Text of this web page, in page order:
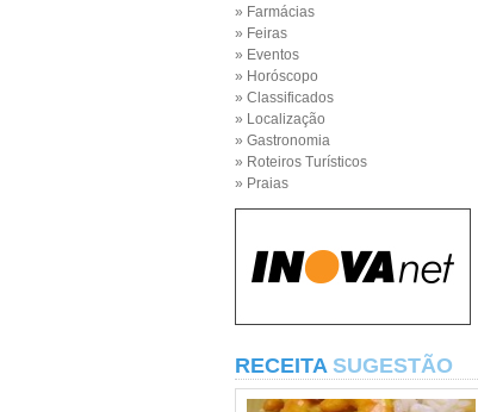
» Farmácias
» Feiras
» Eventos
» Horóscopo
» Classificados
» Localização
» Gastronomia
» Roteiros Turísticos
» Praias
RECEITA SUGESTÃO